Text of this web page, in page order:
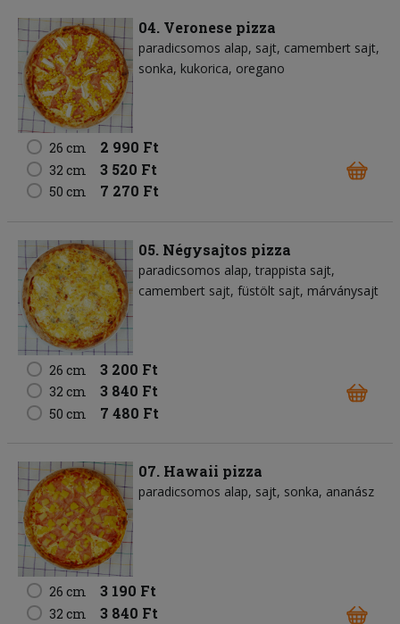
04. Veronese pizza
paradicsomos alap sajt camembert sajt
sonka kukorica oregano
26 cm 2 990 Ft
32 cm 3 520 Ft
50 cm 7 270 Ft
05. Négysajtos pizza
paradicsomos alap trappista sajt
camembert sajt füstölt sajt márványsajt
26 cm 3 200 Ft
32 cm 3 840 Ft
50 cm 7 480 Ft
07. Hawaii pizza
paradicsomos alap sajt sonka ananász
26 cm 3 190 Ft
32 cm 3 840 Ft